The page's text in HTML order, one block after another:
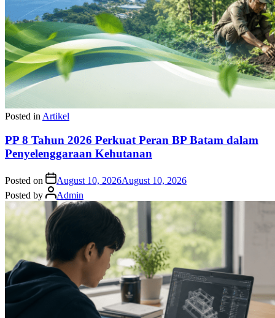
Posted in Artikel
PP 8 Tahun 2026 Perkuat Peran BP Batam dalam
Penyelenggaraan Kehutanan
Posted on August 10, 2026August 10, 2026
Posted by
Admin